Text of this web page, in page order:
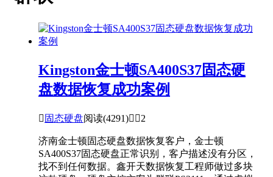
Kingston金士顿SA400S37固态硬
盘数据恢复成功案例
 固态硬盘阅读(4291) 2
济南金士顿固态硬盘数据恢复客户，金士顿
SA400S37固态硬盘正常识别，客户描述没有分区，
找不到任何数据。鑫开天数据恢复工程师做过多块